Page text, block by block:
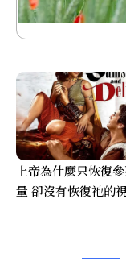
上帝為什麼只恢復
量 卻沒有恢復祂的